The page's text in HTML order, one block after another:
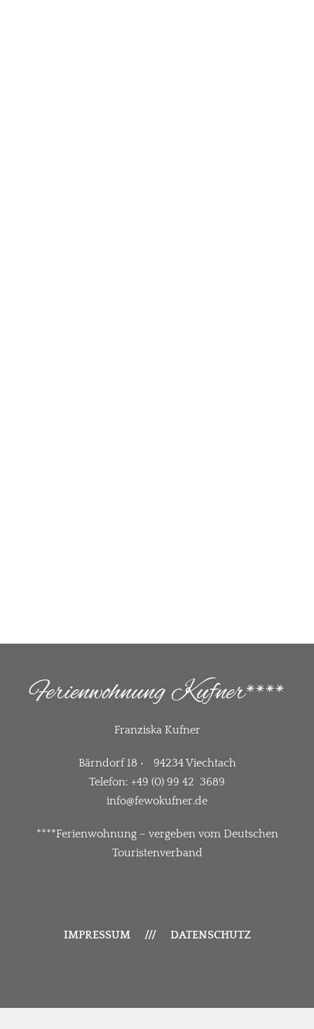
Ferienwohnung Kufner****
Franziska Kufner
Bärndorf 18 • 94234 Viechtach
Telefon: +49 (0) 99 42 3689
info@fewokufner.de
****Ferienwohnung – vergeben vom Deutschen
Touristenverband
IMPRESSUM/// DATENSCHUTZ